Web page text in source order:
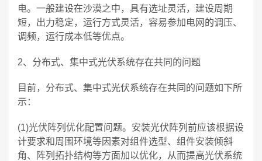
电。一般建设在沙漠之中，具有选址灵活，建设周期
短，出力稳定，运行方式灵活，容易参加电网的调压、
调频，运行成本低等优点。
2、分布式、集中式光伏系统存在共同的问题
目前，分布式、集中式光伏系统存在共同的问题如下所
示：
(1)光伏阵列优化配置问题。安装光伏阵列前应该根据设
计要求和周围环境等因素对组件选型、组件安装倾斜
角、阵列拓扑结构等方面加以优化，从而提高光伏系统